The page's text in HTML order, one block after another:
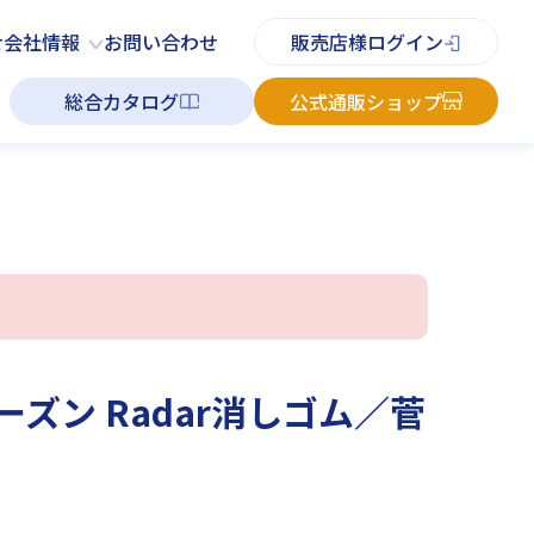
会社情報 お問い合わせ 販売店様ログイン
総合カタログ 公式通販ショップ
チラシ よくあるご質問 お知らせ お問い合わせ
ズン Radar消しゴム／菅